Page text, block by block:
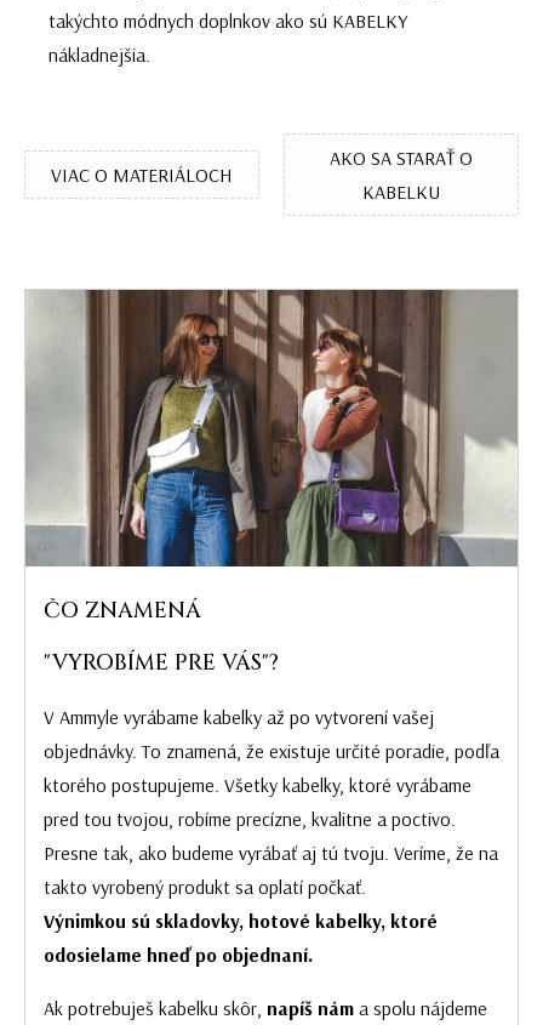
takýchto módnych doplnkov ako sú KABELKY
nákladnejšia.
VIAC O MATERIÁLOCH
AKO SA STARAŤ O
KABELKU
ČO ZNAMENÁ
"VYROBÍME PRE VÁS"?
V Ammyle vyrábame kabelky až po vytvorení vašej
objednávky. To znamená, že existuje určité poradie, podľa
ktorého postupujeme. Všetky kabelky, ktoré vyrábame
pred tou tvojou, robíme precízne, kvalitne a poctivo.
Presne tak, ako budeme vyrábať aj tú tvoju. Veríme, že na
takto vyrobený produkt sa oplatí počkať.
Výnimkou sú skladovky, hotové kabelky, ktoré
odosielame hneď po objednaní.
Ak potrebuješ kabelku skôr, napíš nám a spolu nájdeme